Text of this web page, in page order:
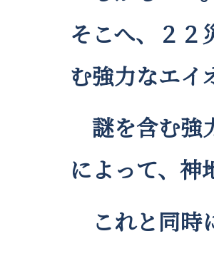
そこへ、２２
む強力なエ
謎を含む強
によって、
これと同時